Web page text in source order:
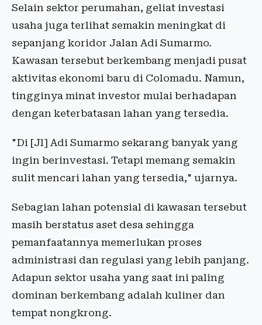
Selain sektor perumahan, geliat investasi
usaha juga terlihat semakin meningkat di
sepanjang koridor Jalan Adi Sumarmo.
Kawasan tersebut berkembang menjadi pusat
aktivitas ekonomi baru di Colomadu. Namun,
tingginya minat investor mulai berhadapan
dengan keterbatasan lahan yang tersedia.
"Di [Jl] Adi Sumarmo sekarang banyak yang
ingin berinvestasi. Tetapi memang semakin
sulit mencari lahan yang tersedia," ujarnya.
Sebagian lahan potensial di kawasan tersebut
masih berstatus aset desa sehingga
pemanfaatannya memerlukan proses
administrasi dan regulasi yang lebih panjang.
Adapun sektor usaha yang saat ini paling
dominan berkembang adalah kuliner dan
tempat nongkrong.